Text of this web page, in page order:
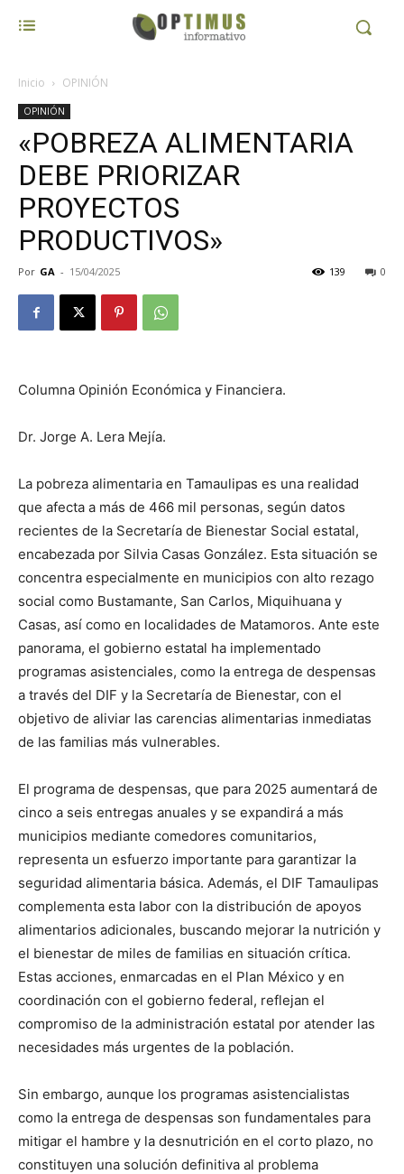
Inicio OPINIÓN
OPINIÓN
«POBREZA ALIMENTARIA
DEBE PRIORIZAR
PROYECTOS
PRODUCTIVOS»
Por GA - 15/04/2025 0
139
Columna Opinión Económica y Financiera.
Dr. Jorge A. Lera Mejía.
La pobreza alimentaria en Tamaulipas es una realidad
que afecta a más de 466 mil personas, según datos
recientes de la Secretaría de Bienestar Social estatal,
encabezada por Silvia Casas González. Esta situación se
concentra especialmente en municipios con alto rezago
social como Bustamante, San Carlos, Miquihuana y
Casas, así como en localidades de Matamoros. Ante este
panorama, el gobierno estatal ha implementado
programas asistenciales, como la entrega de despensas
a través del DIF y la Secretaría de Bienestar, con el
objetivo de aliviar las carencias alimentarias inmediatas
de las familias más vulnerables.
El programa de despensas, que para 2025 aumentará de
cinco a seis entregas anuales y se expandirá a más
municipios mediante comedores comunitarios,
representa un esfuerzo importante para garantizar la
seguridad alimentaria básica. Además, el DIF Tamaulipas
complementa esta labor con la distribución de apoyos
alimentarios adicionales, buscando mejorar la nutrición y
el bienestar de miles de familias en situación crítica.
Estas acciones, enmarcadas en el Plan México y en
coordinación con el gobierno federal, reflejan el
compromiso de la administración estatal por atender las
necesidades más urgentes de la población.
Sin embargo, aunque los programas asistencialistas
como la entrega de despensas son fundamentales para
mitigar el hambre y la desnutrición en el corto plazo, no
constituyen una solución definitiva al problema